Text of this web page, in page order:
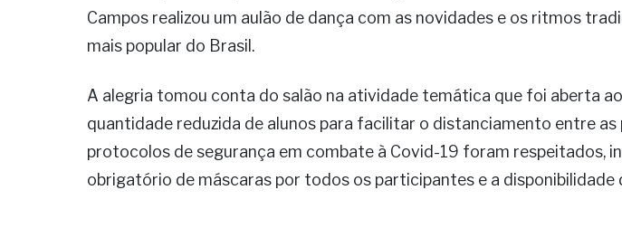
Campos realizou um aulão de dança com as novidades e os ritmos
mais popular do Brasil.
A alegria tomou conta do salão na atividade temática que foi aberta
quantidade reduzida de alunos para facilitar o distanciamento entre as
protocolos de segurança em combate à Covid-19 foram respeitados,
obrigatório de máscaras por todos os participantes e a disponibilidade